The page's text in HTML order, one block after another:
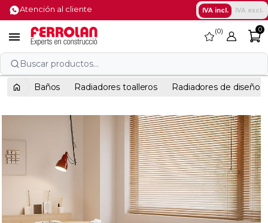
Atención al cliente IVA incl. IVA excl.
 favorite
0 0
Buscar productos...
Baños Radiadores toalleros Radiadores de diseño